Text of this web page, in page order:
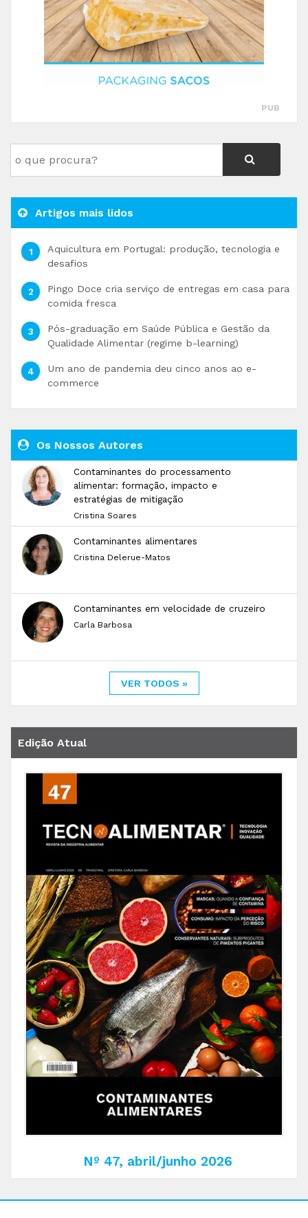
PUB
Artigos mais lidos
Aquicultura em Portugal: produção, tecnologia e
desafios
Pingo Doce cria serviço de entregas em casa para
comida fresca
Pós-graduação em Saúde Pública e Gestão da
Qualidade Alimentar (regime b-learning)
Um ano de pandemia deu cinco anos ao e-
commerce
Os Nossos Autores
Contaminantes do processamento
alimentar: formação, impacto e
estratégias de mitigação
Cristina Soares
Contaminantes alimentares
Cristina Delerue-Matos
Contaminantes em velocidade de cruzeiro
Carla Barbosa
VER TODOS »
Edição Atual
Nº 47, abril/junho 2026